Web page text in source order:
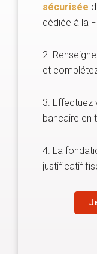
sécurisée
dédiée à la
2.
et
3. Effectuez
bancaire en
4. La
justificatif